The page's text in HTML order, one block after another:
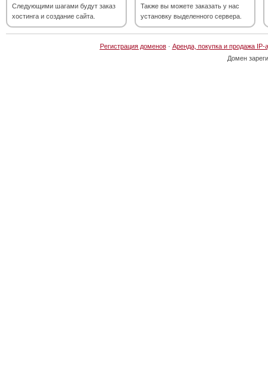
Следующими шагами будут заказ
хостинга и создание сайта.
Также вы можете заказать у нас
установку выделенного сервера.
Регистрация доменов· Аренда, покупка и продажа IP-
Домен